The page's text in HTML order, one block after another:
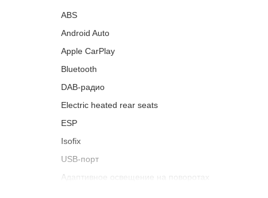
ABS
Android Auto
Apple CarPlay
Bluetooth
DAB-радио
Electric heated rear seats
ESP
Isofix
USB-порт
Адаптивное освещение на поворотах